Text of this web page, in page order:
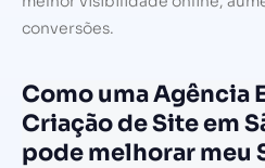
conversões.
Como uma Agência
Criação de Site em
pode melhorar meu